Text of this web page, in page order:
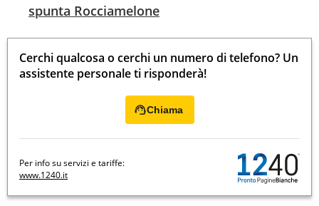
spunta Rocciamelone
Cerchi qualcosa o cerchi un numero di telefono? Un
assistente personale ti risponderà!
Chiama
Per info su servizi e tariffe:
www.1240.it